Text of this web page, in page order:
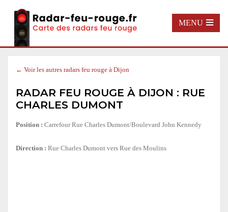
MENU
← Voir les autres radars feu rouge à Dijon
RADAR FEU ROUGE À DIJON : RUE
CHARLES DUMONT
Position : Carrefour Rue Charles Dumont/Boulevard John Kennedy
Direction : Rue Charles Dumont vers Rue des Moulins